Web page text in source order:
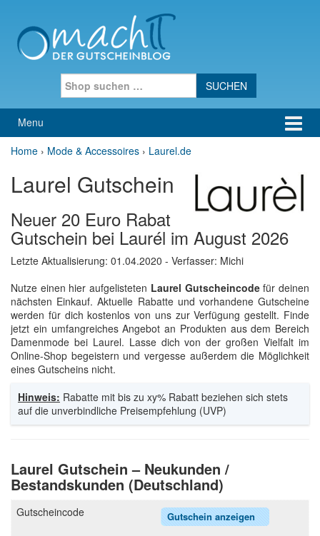
Menu
Home › Mode & Accessoires › Laurel.de
Laurel Gutschein
Neuer 20 Euro Rabat
Gutschein bei Laurél im August 2026
Letzte Aktualisierung: 01.04.2020 - Verfasser: Michi
Nutze einen hier aufgelisteten Laurel Gutscheincodefür deinen
nächsten Einkauf. Aktuelle Rabatte und vorhandene Gutscheine
werden für dich kostenlos von uns zur Verfügung gestellt. Finde
jetzt ein umfangreiches Angebot an Produkten aus dem Bereich
Damenmode bei Laurel. Lasse dich von der großen Vielfalt im
Online-Shop begeistern und vergesse außerdem die Möglichkeit
eines Gutscheins nicht.
Hinweis: Rabatte mit bis zu xy% Rabatt beziehen sich stets
auf die unverbindliche Preisempfehlung (UVP)
Laurel Gutschein – Neukunden /
Bestandskunden (Deutschland)
Gutschein anzeigen